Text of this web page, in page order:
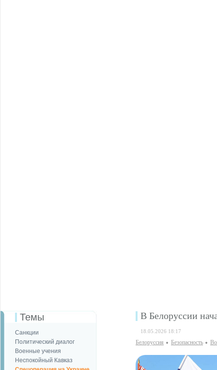
Темы
Санкции
Политический диалог
Военные учения
Неспокойный Кавказ
В Белоруссии
18.05.2026 18:17
Белоруссия Безопаcность